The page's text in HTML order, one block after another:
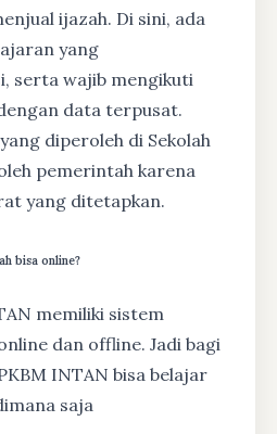
ijazah. Di sini, ada
yang
serta wajib mengikuti
data terpusat.
diperoleh di Sekolah
pemerintah karena
yang ditetapkan.
bisa online?
memiliki sistem
dan offline. Jadi bagi
INTAN bisa belajar
saja